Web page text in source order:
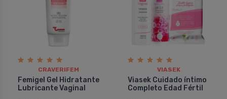
CRAVERIFEM
Femigel Gel Hidratante
Lubricante Vaginal
VIASEK
Viasek Cuidado íntimo
Completo Edad Fértil